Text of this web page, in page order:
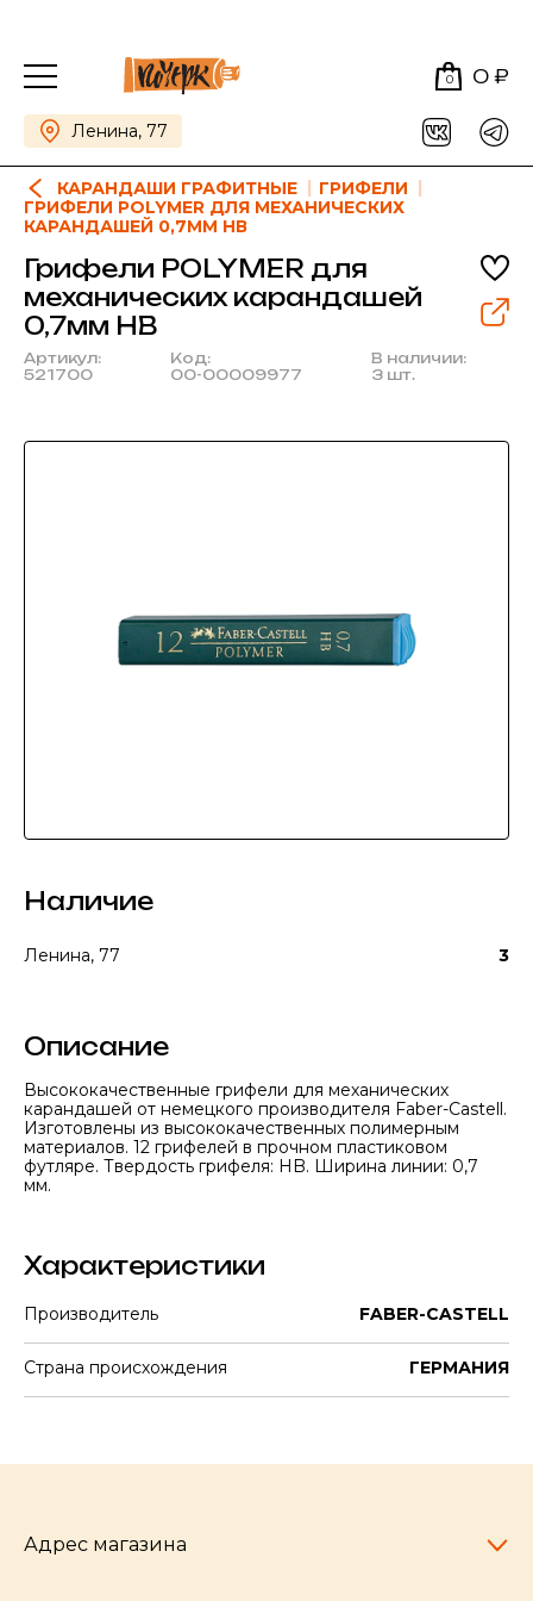
0 0 ₽
Ленина, 77
КАРАНДАШИ ГРАФИТНЫЕ
ГРИФЕЛИ
ГРИФЕЛИ POLYMER ДЛЯ МЕХАНИЧЕСКИХ
КАРАНДАШЕЙ 0,7ММ HВ
Грифели POLYMER для
механических карандашей
0,7мм HВ
Артикул:
521700
Код:
00-00009977
В наличии:
3 шт.
Наличие
Ленина, 77 3
Описание
Высококачественные грифели для механических
карандашей от немецкого производителя Faber-Castell.
Изготовлены из высококачественных полимерным
материалов. 12 грифелей в прочном пластиковом
футляре. Твердость грифеля: HB. Ширина линии: 0,7
мм.
Характеристики
Производитель FABER-CASTELL
Страна происхождения ГЕРМАНИЯ
Адрес магазина